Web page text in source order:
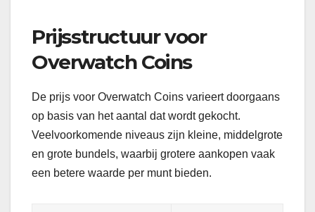
Prijsstructuur voor
Overwatch Coins
De prijs voor Overwatch Coins varieert doorgaans
op basis van het aantal dat wordt gekocht.
Veelvoorkomende niveaus zijn kleine, middelgrote
en grote bundels, waarbij grotere aankopen vaak
een betere waarde per munt bieden.